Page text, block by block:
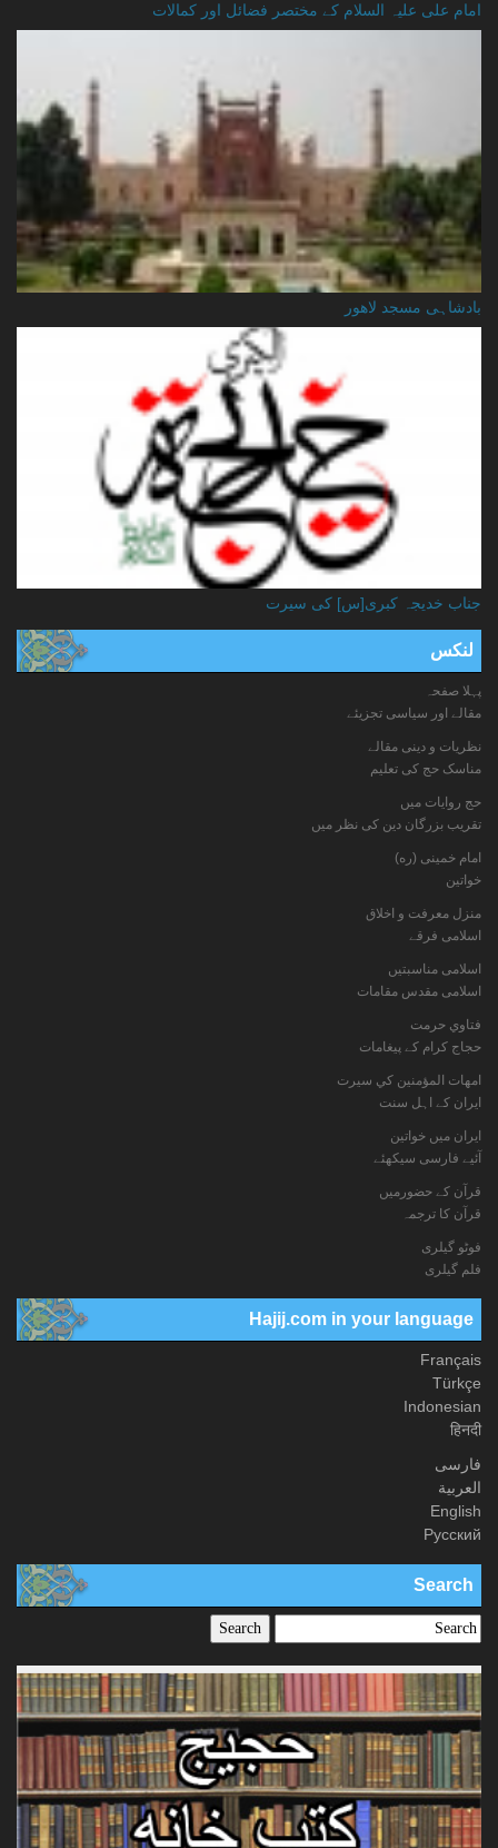
امام علی علیہ السلام کے مختصر فضائل اور کمالات
بادشاہی مسجد لاهور
جناب خدیجہ کبری[س] کی سیرت
لنکس
پہلا صفحہ
مقالے اور سیاسی تجزیئے
نظریات و دینی مقالے
مناسک حج کی تعلیم
حج روایات میں
تقریب بزرگان دین کی نظر میں
امام خمینی (ره)
خواتين
منزل معرفت و اخلاق
اسلامی فرقے
اسلامی مناسبتیں
اسلامی مقدس مقامات
فتاوي حرمت
حجاج کرام کے پیغامات
امهات المؤمنين كي سيرت
ایران کے اہل سنت
ایران میں خواتین
آئیے فارسی سیکھئے
قرآن کے حضورمیں
قرآن کا ترجمہ
فوٹو گيلری
فلم گیلری
Hajij.com in your language
Français
Türkçe
Indonesian
हिनदी
فارسی
العربیة
English
Русский
Search